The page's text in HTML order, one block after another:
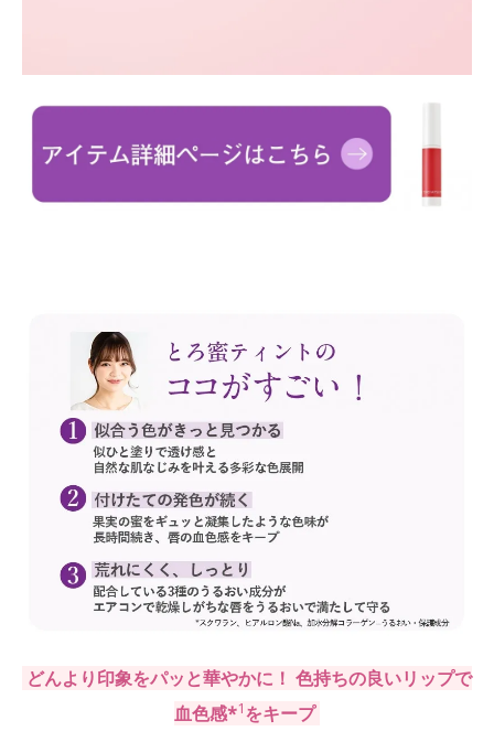
どんより印象をパッと華やかに！ 色持ちの良いリップで
血色感*1をキープ